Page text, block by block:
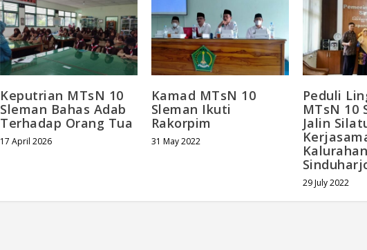
Keputrian MTsN 10
Sleman Bahas Adab
Terhadap Orang Tua
17 April 2026
Kamad MTsN 10
Sleman Ikuti
Rakorpim
31 May 2022
Peduli
MTsN 10
Jalin
Kalurahan
29 July 2022